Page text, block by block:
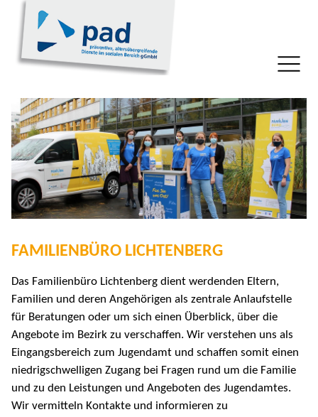
FAMILIENBÜRO LICHTENBERG
Das Familienbüro Lichtenberg dient werdenden Eltern,
Familien und deren Angehörigen als zentrale Anlaufstelle
für Beratungen oder um sich einen Überblick, über die
Angebote im Bezirk zu verschaffen. Wir verstehen uns als
Eingangsbereich zum Jugendamt und schaffen somit einen
niedrigschwelligen Zugang bei Fragen rund um die Familie
und zu den Leistungen und Angeboten des Jugendamtes.
Wir vermitteln Kontakte und informieren zu